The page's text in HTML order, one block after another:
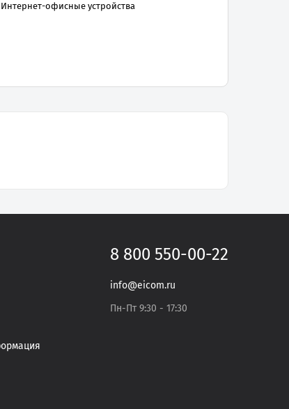
Интернет-офисные устройства
8 800 550-00-22
info@eicom.ru
Пн-Пт 9:30 - 17:30